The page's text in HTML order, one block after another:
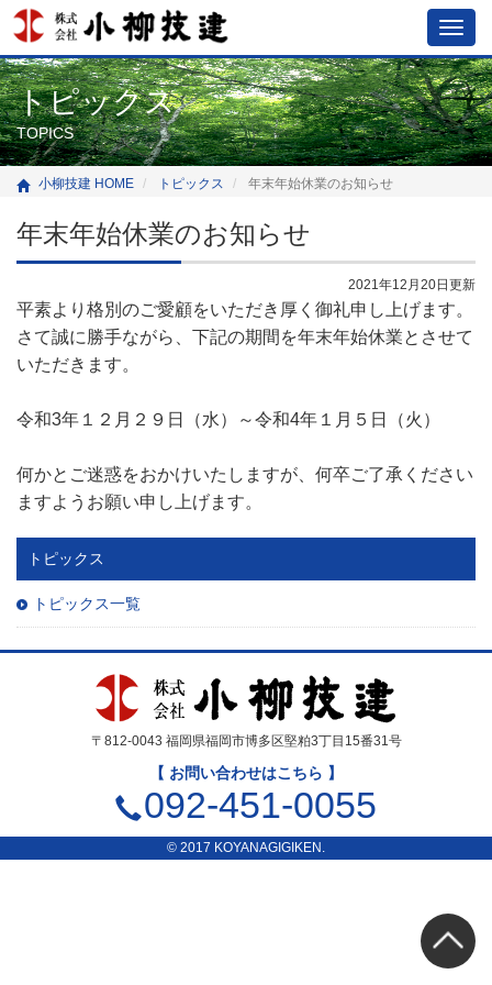
トピックス
TOPICS
小柳技建 HOME トピックス 年末年始休業のお知らせ
年末年始休業のお知らせ
2021年12月20日更新
平素より格別のご愛顧をいただき厚く御礼申し上げます。
さて誠に勝手ながら、下記の期間を年末年始休業とさせて
いただきます。
令和3年１２月２９日（水）～令和4年１月５日（火）
何かとご迷惑をおかけいたしますが、何卒ご了承ください
ますようお願い申し上げます。
トピックス
トピックス一覧
〒812-0043 福岡県福岡市博多区堅粕3丁目15番31号
【 お問い合わせはこちら 】
092-451-0055
© 2017 KOYANAGIGIKEN.